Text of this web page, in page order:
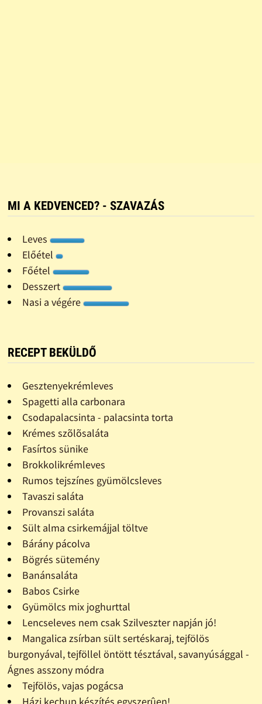
MI A KEDVENCED? - SZAVAZÁS
Leves
Előétel
Főétel
Desszert
Nasi a végére
RECEPT BEKÜLDŐ
Gesztenyekrémleves
Spagetti alla carbonara
Csodapalacsinta - palacsinta torta
Krémes szõlõsaláta
Fasírtos sünike
Brokkolikrémleves
Rumos tejszínes gyümölcsleves
Tavaszi saláta
Provanszi saláta
Sült alma csirkemájjal töltve
Bárány pácolva
Bögrés sütemény
Banánsaláta
Babos Csirke
Gyümölcs mix joghurttal
Lencseleves nem csak Szilveszter napján jó!
Mangalica zsírban sült sertéskaraj, tejfölös
burgonyával, tejföllel öntött tésztával, savanyúsággal -
Ágnes asszony módra
Tejfölös, vajas pogácsa